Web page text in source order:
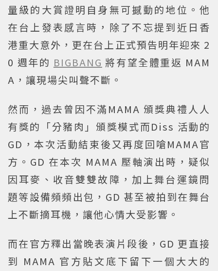
量級的大賞證明自身無可撼動的地位。他
在台上發表感言時，除了不忘提到近日香
港重大意外，更在台上正式預告明年迎來 2
0 週年的 BIGBANG 將有望全體重返 MAM
A，讓現場尖叫聲不斷。
然而，過去曾因不滿MAMA 頒獎典禮人人
有獎的「分豬肉」頒獎模式而Diss 活動的
GD，本次活動結束後又再度回嗆MAMA官
方。GD 在本次 MAMA 壓軸演出時，疑似
因耳麥、收音雙雙故障，加上舞台運鏡問
題等設備頻頻出包，GD 甚至被拍到在舞台
上不斷摘耳機，讓他心情大受影響。
而在官方釋出當晚表演片段後，GD 更直接
到 MAMA 官方貼文底下留下一個大大的